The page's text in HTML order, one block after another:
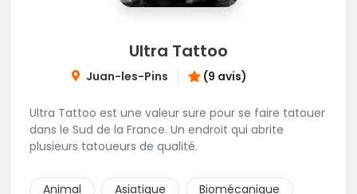
Ultra Tattoo
Juan-les-Pins (9 avis)
Ultra Tattoo est une valeur sure pour se faire tatouer
dans le Sud de la France. Un endroit qui abrite
plusieurs tatoueurs de qualité.
Animal Asiatique
Biomécanique